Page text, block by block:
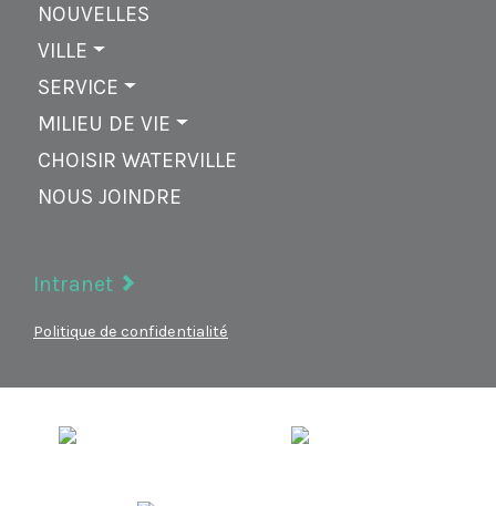
NOUVELLES
VILLE
SERVICE
MILIEU DE VIE
CHOISIR WATERVILLE
NOUS JOINDRE
Intranet
Politique de confidentialité